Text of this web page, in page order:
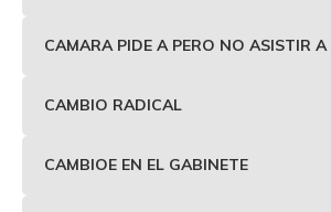
CAMARA PIDE A PERO NO ASISTIR
CAMBIO RADICAL
CAMBIOE EN EL GABINETE